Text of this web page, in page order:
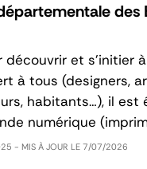
des
et s’initier
à tous (designers,
habitants…), il est
numérique
- MIS À JOUR LE 7/07/2026